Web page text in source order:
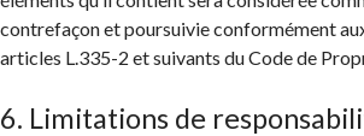
contrefaçon et poursuivie conformément
articles L.335-2 et suivants du Code de
6. Limitations de